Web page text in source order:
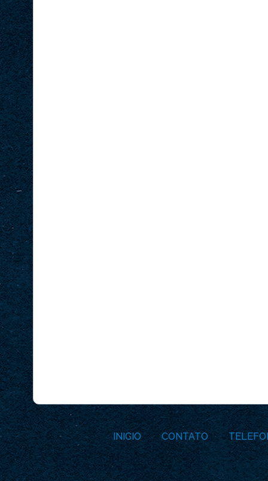
INICIO CONTATO